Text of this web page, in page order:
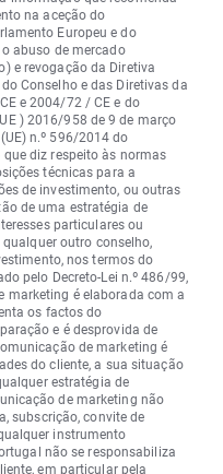
na aceção do
Europeu e do
abuso de mercado
e revogação da Diretiva
Conselho e das Diretivas da
e 2004/72 / CE e do
) 2016/958 de 9 de março
n.º 596/2014 do
diz respeito às normas
técnicas para a
de investimento, ou outras
de uma estratégia de
particulares ou
outro conselho,
nos termos do
pelo Decreto-Lei n.º 486/99,
marketing é elaborada com a
os factos do
e é desprovida de
de marketing é
do cliente, a sua situação
estratégia de
de marketing não
subscrição, convite de
instrumento
não se responsabiliza
em particular pela